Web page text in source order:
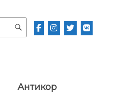
Антикор